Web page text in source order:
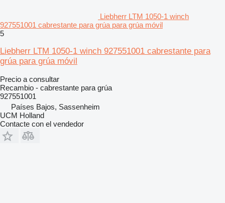
Liebherr LTM 1050-1 winch
927551001 cabrestante para grúa para grúa móvil
5
Liebherr LTM 1050-1 winch 927551001 cabrestante para
grúa para grúa móvil
Precio a consultar
Recambio - cabrestante para grúa
927551001
Países Bajos, Sassenheim
UCM Holland
Contacte con el vendedor